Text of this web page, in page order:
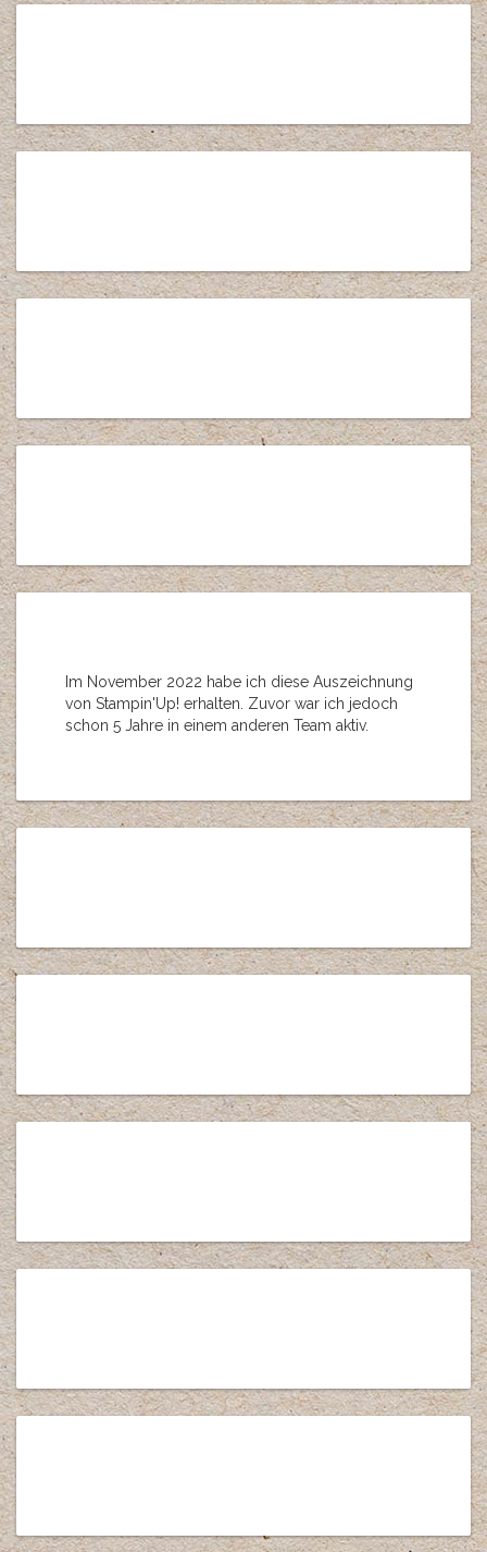
Im November 2022 habe ich diese Auszeichnung
von Stampin'Up! erhalten. Zuvor war ich jedoch
schon 5 Jahre in einem anderen Team aktiv.